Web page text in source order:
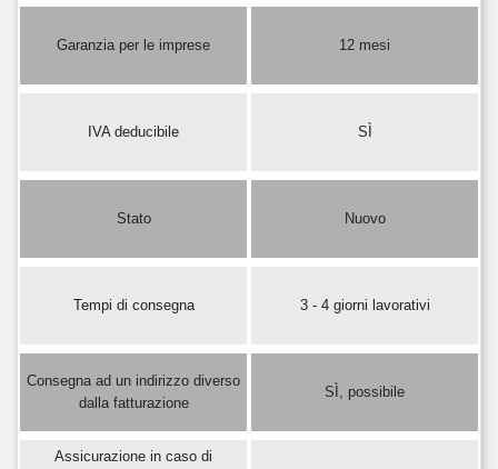
Garanzia per le imprese 12 mesi
IVA deducibile SÌ
Stato Nuovo
Tempi di consegna 3 - 4 giorni lavorativi
Consegna ad un indirizzo diverso
dalla fatturazione
SÌ, possibile
Assicurazione in caso di